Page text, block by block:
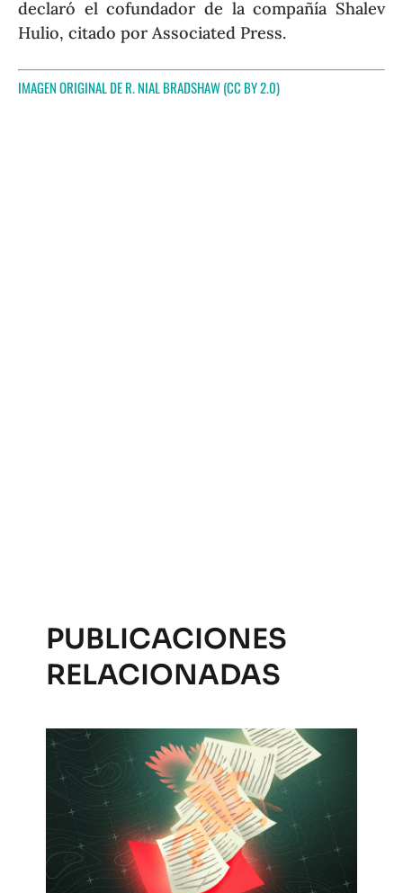
declaró el cofundador de la compañía Shalev
Hulio, citado por Associated Press.
IMAGEN ORIGINAL DER. NIAL BRADSHAW(CC BY 2.0)
PUBLICACIONES
RELACIONADAS